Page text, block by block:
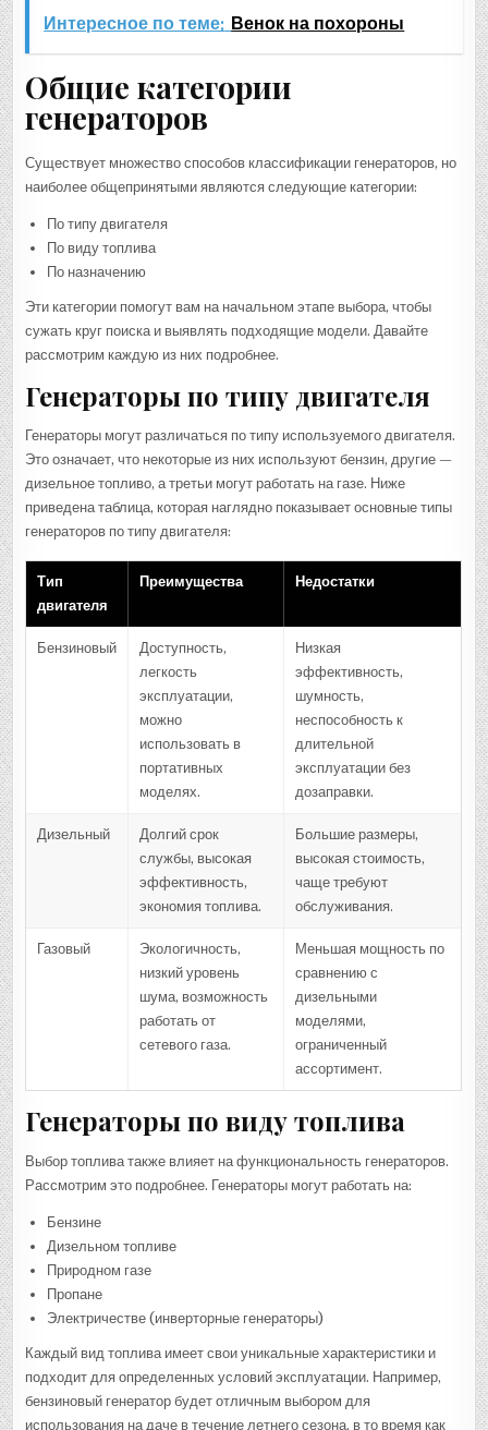
Интересное по теме: Венок на похороны
Общие категории
генераторов
Существует множество способов классификации генераторов, но
наиболее общепринятыми являются следующие категории:
По типу двигателя
По виду топлива
По назначению
Эти категории помогут вам на начальном этапе выбора, чтобы
сужать круг поиска и выявлять подходящие модели. Давайте
рассмотрим каждую из них подробнее.
Генераторы по типу двигателя
Генераторы могут различаться по типу используемого двигателя.
Это означает, что некоторые из них используют бензин, другие —
дизельное топливо, а третьи могут работать на газе. Ниже
приведена таблица, которая наглядно показывает основные типы
генераторов по типу двигателя:
Тип
двигателя
Преимущества Недостатки
Бензиновый
Доступность,
легкость
эксплуатации,
можно
использовать в
портативных
моделях.
Низкая
эффективность,
шумность,
неспособность к
длительной
эксплуатации без
дозаправки.
Дизельный
Долгий срок
службы, высокая
эффективность,
экономия топлива.
Большие размеры,
высокая стоимость,
чаще требуют
обслуживания.
Газовый
Экологичность,
низкий уровень
шума, возможность
работать от
сетевого газа.
Меньшая мощность по
сравнению с
дизельными
моделями,
ограниченный
ассортимент.
Генераторы по виду топлива
Выбор топлива также влияет на функциональность генераторов.
Рассмотрим это подробнее. Генераторы могут работать на:
Бензине
Дизельном топливе
Природном газе
Пропане
Электричестве (инверторные генераторы)
Каждый вид топлива имеет свои уникальные характеристики и
подходит для определенных условий эксплуатации. Например,
бензиновый генератор будет отличным выбором для
использования на даче в течение летнего сезона, в то время как